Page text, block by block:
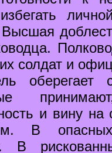
Высшая
солдат и
и вину
В
В